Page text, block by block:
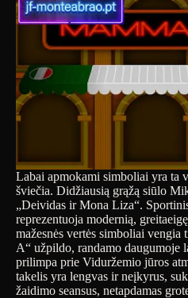
Labai apmokami simboliai yra ta
šviečia. Didžiausią grąžą siūlo
„Deividas ir Mona Liza“.
reprezentuoja modernią,
mažesnės vertės simboliai vengia
A“ užpildo, randamo daugumoje
prilimpa prie Viduržemio jūros
takelis yra lengvas ir neįkyrus,
žaidimo seansus, netapdamas